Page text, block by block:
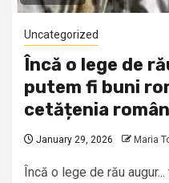
Uncategorized
Încă o lege de
putem fi buni
cetățenia
January 29, 2026 Maria
Încă o lege de rău